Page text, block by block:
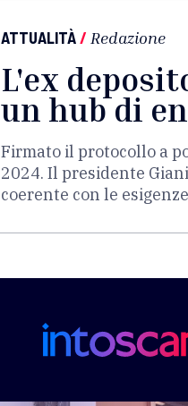
ATTUALITÀ/ Redazione
L'ex
un hub di
Firmato il protocollo a
2024. Il presidente
coerente con le